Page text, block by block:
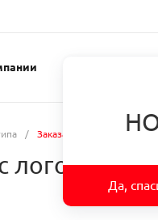
/ Заказать Защитная маска
логотипом
Да,